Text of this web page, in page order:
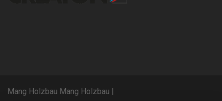
Mang Holzbau Mang Holzbau |